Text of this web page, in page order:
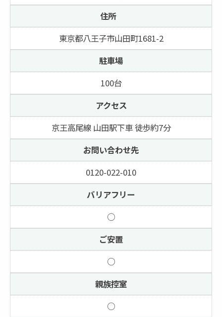
住所
東京都八王子市山田町1681-2
駐車場
100台
アクセス
京王高尾線 山田駅下車 徒歩約7分
お問い合わせ先
0120-022-010
バリアフリー
○
ご安置
○
親族控室
○